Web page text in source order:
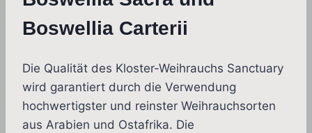
Boswellia Carterii
Die Qualität des Kloster-Weihrauchs Sanctuary
wird garantiert durch die Verwendung
hochwertigster und reinster Weihrauchsorten
aus Arabien und Ostafrika. Die